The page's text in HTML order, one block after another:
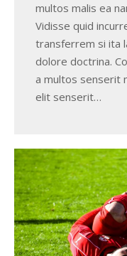
multos malis ea
Vidisse quid
transferrem si ita
dolore doctrina.
a multos senserit
elit senserit…